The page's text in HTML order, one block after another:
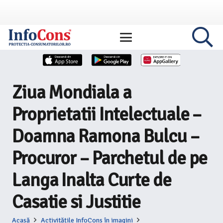
Ziua Mondiala a
Proprietatii Intelectuale –
Doamna Ramona Bulcu –
Procuror – Parchetul de pe
Langa Inalta Curte de
Casatie si Justitie
Acasă
Activitățile InfoCons în imagini